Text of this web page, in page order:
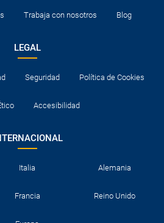
Trabaja con nosotros Blog
LEGAL
Seguridad Política de Cookies
Accesibilidad
Italia Alemania
Francia Reino Unido